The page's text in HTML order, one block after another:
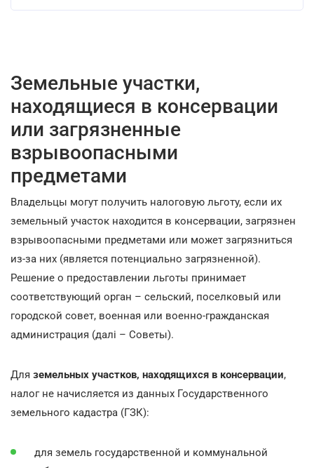
Земельные участки,
находящиеся в консервации
или загрязненные
взрывоопасными
предметами
Владельцы могут получить налоговую льготу, если их
земельный участок находится в консервации, загрязнен
взрывоопасными предметами или может загрязниться
из-за них (является потенциально загрязненной).
Решение о предоставлении льготы принимает
соответствующий орган – сельский, поселковый или
городской совет, военная или военно-гражданская
администрация (далі – Советы).
Для земельных участков, находящихся в консервации,
налог не начисляется из данных Государственного
земельного кадастра (ГЗК):
для земель государственной и коммунальной